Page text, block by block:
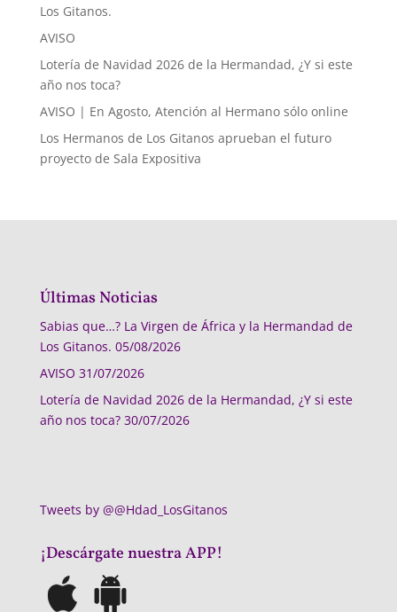
Los Gitanos.
AVISO
Lotería de Navidad 2026 de la Hermandad, ¿Y si este
año nos toca?
AVISO | En Agosto, Atención al Hermano sólo online
Los Hermanos de Los Gitanos aprueban el futuro
proyecto de Sala Expositiva
Últimas Noticias
Sabias que…? La Virgen de África y la Hermandad de
Los Gitanos. 05/08/2026
AVISO 31/07/2026
Lotería de Navidad 2026 de la Hermandad, ¿Y si este
año nos toca? 30/07/2026
Tweets by @@Hdad_LosGitanos
¡Descárgate nuestra APP!